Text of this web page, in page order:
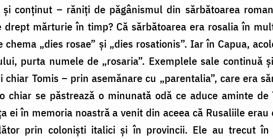
conținut – răniți de păgânismul din sărbătoarea
drept mărturie în timp? Că sărbătoarea era rosalia în
chema „dies rosae” și „dies rosationis”. Iar în Capua,
purta numele de „rosaria”. Exemplele sale continuă
chiar Tomis – prin asemănare cu „parentalia”, care era
chiar se păstrează o minunată odă ce aduce aminte
ei în memoria noastră a venit din aceea că Rusaliile
prin coloniști italici și în provincii. Ele au trecut